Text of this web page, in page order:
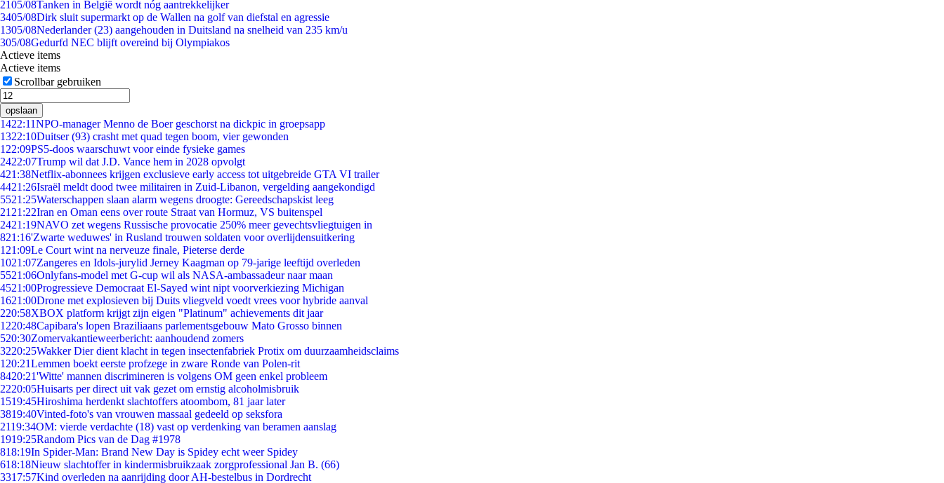
2105/08Tanken in België wordt nóg aantrekkelijker
3405/08Dirk sluit supermarkt op de Wallen na golf van diefstal en agressie
1305/08Nederlander (23) aangehouden in Duitsland na snelheid van 235 km/u
305/08Gedurfd NEC blijft overeind bij Olympiakos
Actieve items
Actieve items
Scrollbar gebruiken
opslaan
1422:11NPO-manager Menno de Boer geschorst na dickpic in groepsapp
1322:10Duitser (93) crasht met quad tegen boom, vier gewonden
1 22:09PS5-doos waarschuwt voor einde fysieke games
2422:07Trump wil dat J.D. Vance hem in 2028 opvolgt
421:38Netflix-abonnees krijgen exclusieve early access tot uitgebreide GTA VI trailer
4421:26Israël meldt dood twee militairen in Zuid-Libanon, vergelding aangekondigd
5521:25Waterschappen slaan alarm wegens droogte: Gereedschapskist leeg
21 21:22Iran en Oman eens over route Straat van Hormuz, VS buitenspel
2421:19NAVO zet wegens Russische provocatie 250% meer gevechtsvliegtuigen in
821:16'Zwarte weduwes' in Rusland trouwen soldaten voor overlijdensuitkering
1 21:09Le Court wint na nerveuze finale, Pieterse derde
1021:07Zangeres en Idols-jurylid Jerney Kaagman op 79-jarige leeftijd overleden
5521:06Onlyfans-model met G-cup wil als NASA-ambassadeur naar maan
4521:00Progressieve Democraat El-Sayed wint nipt voorverkiezing Michigan
1621:00Drone met explosieven bij Duits vliegveld voedt vrees voor hybride aanval
220:58XBOX platform krijgt zijn eigen "Platinum" achievements dit jaar
1220:48Capibara's lopen Braziliaans parlementsgebouw Mato Grosso binnen
520:30Zomervakantieweerbericht: aanhoudend zomers
3220:25Wakker Dier dient klacht in tegen insectenfabriek Protix om duurzaamheidsclaims
1 20:21Lemmen boekt eerste profzege in zware Ronde van Polen-rit
8420:21'Witte' mannen discrimineren is volgens OM geen enkel probleem
2220:05Huisarts per direct uit vak gezet om ernstig alcoholmisbruik
1519:45Hiroshima herdenkt slachtoffers atoombom, 81 jaar later
3819:40Vinted-foto's van vrouwen massaal gedeeld op seksfora
2119:34OM: vierde verdachte (18) vast op verdenking van beramen aanslag
1919:25Random Pics van de Dag #1978
818:19In Spider-Man: Brand New Day is Spidey echt weer Spidey
618:18Nieuw slachtoffer in kindermisbruikzaak zorgprofessional Jan B. (66)
3317:57Kind overleden na aanrijding door AH-bestelbus in Dordrecht